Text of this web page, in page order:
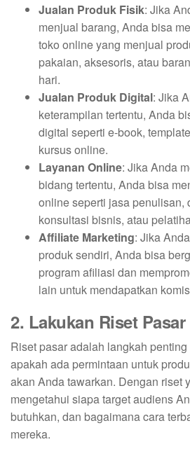
Jualan Produk Fisik: Jika
menjual barang, Anda bisa
toko online yang menjual
pakaian, aksesoris, atau
hari.
Jualan Produk Digital: Jika
keterampilan tertentu, Anda
digital seperti e-book,
kursus online.
Layanan Online: Jika Anda
bidang tertentu, Anda bisa
online seperti jasa penulisan,
konsultasi bisnis, atau
Affiliate Marketing: Jika
produk sendiri, Anda bisa
program afiliasi dan
lain untuk mendapatkan
2. Lakukan Riset Pasar
Riset pasar adalah langkah
apakah ada permintaan untuk
akan Anda tawarkan. Dengan riset
mengetahui siapa target audiens
butuhkan, dan bagaimana cara
mereka.